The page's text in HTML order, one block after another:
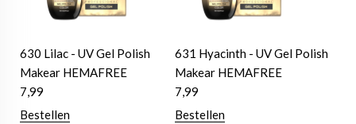
630 Lilac - UV Gel Polish
Makear HEMAFREE
7,99
Bestellen
631 Hyacinth - UV Gel Polish
Makear HEMAFREE
7,99
Bestellen